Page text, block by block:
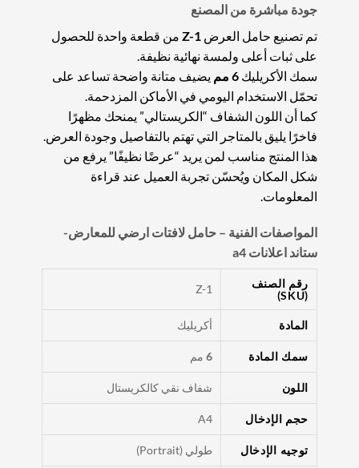
جودة مباشرة من المصنع
تم تصنيع حامل العرض Z-1من قطعة واحدة للحصول
على ثبات أعلى ولمسة نهائية نظيفة.
سمك الأكريليك 6 مم
يضيف متانة واضحة تساعد على
تحمّل الاستخدام اليومي في الأماكن المزدحمة.
كما أن اللون الشفاف “الكريستالي” يمنحك مظهرًا
فاخرًا يليق بالمتاجر التي تهتم بالتفاصيل وجودة العرض.
هذا المنتج مناسب لمن يريد “عرضًا نظيفًا” يرفع من
شكل المكان ويُحسّن تجربة العميل عند قراءة
المعلومات.
المواصفات الفنية – حامل لافتات ارضي للمعارض-
ستاند اعلانات a4
رقم الصنف
(SKU)
Z-1
المادة أكريليك
سمك المادة 6مم
اللون شفاف نقي كالكريستال
حجم الإدخال A4
توجيه الإدخال طولي (Portrait)